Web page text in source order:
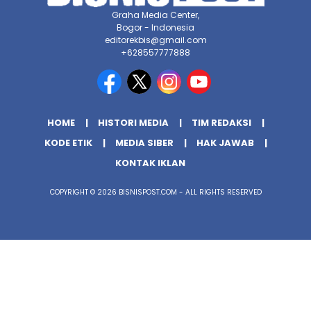
Graha Media Center,
Bogor - Indonesia
editorekbis@gmail.com
+628557777888
HOME HISTORI MEDIA
TIM REDAKSI
KODE ETIK
MEDIA SIBER
HAK JAWAB
KONTAK IKLAN
COPYRIGHT © 2026 BISNISPOST.COM - ALL RIGHTS RESERVED